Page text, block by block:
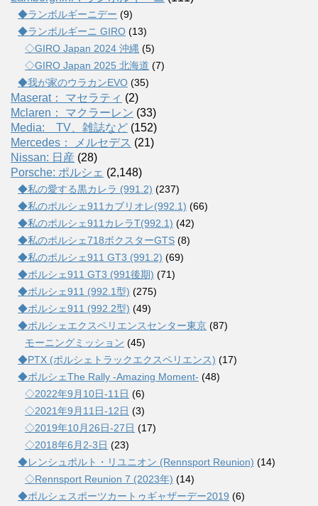
◆ランボルギーニデー (9)
◆ランボルギーニ GIRO (13)
◇GIRO Japan 2024 沖縄 (5)
◇GIRO Japan 2025 北海道 (7)
◆我が家のウラカンEVO (35)
Maserat： マセラティ (2)
Mclaren： マクラーレン (33)
Media: TV、雑誌など (152)
Mercedes： メルセデス (21)
Nissan: 日産 (28)
Porsche: ポルシェ (2,148)
◆私の愛する黒カレラ (991.2) (237)
◆私のポルシェ911カブリオレ(992.1) (66)
◆私のポルシェ911カレラT(992.1) (42)
◆私のポルシェ718ボクスターGTS (8)
◆私のポルシェ911 GT3 (991.2) (69)
◆ポルシェ911 GT3 (991後期) (71)
◆ポルシェ911 (992.1型) (275)
◆ポルシェ911 (992.2型) (49)
◆ポルシェエクスペリエンスセンター東京 (87)
モーニングミッション (45)
◆PTX (ポルシェトラックエクスペリエンス) (17)
◆ポルシェThe Rally -Amazing Moment- (48)
◇2022年9月10日-11日 (6)
◇2021年9月11日-12日 (3)
◇2019年10月26日-27日 (17)
◇2018年6月2-3日 (23)
◆レンシュポルト・リユニオン (Rennsport Reunion) (14)
◇Rennsport Reunion 7 (2023年) (14)
◆ポルシェスポーツカートゥギャザーデー2019 (6)